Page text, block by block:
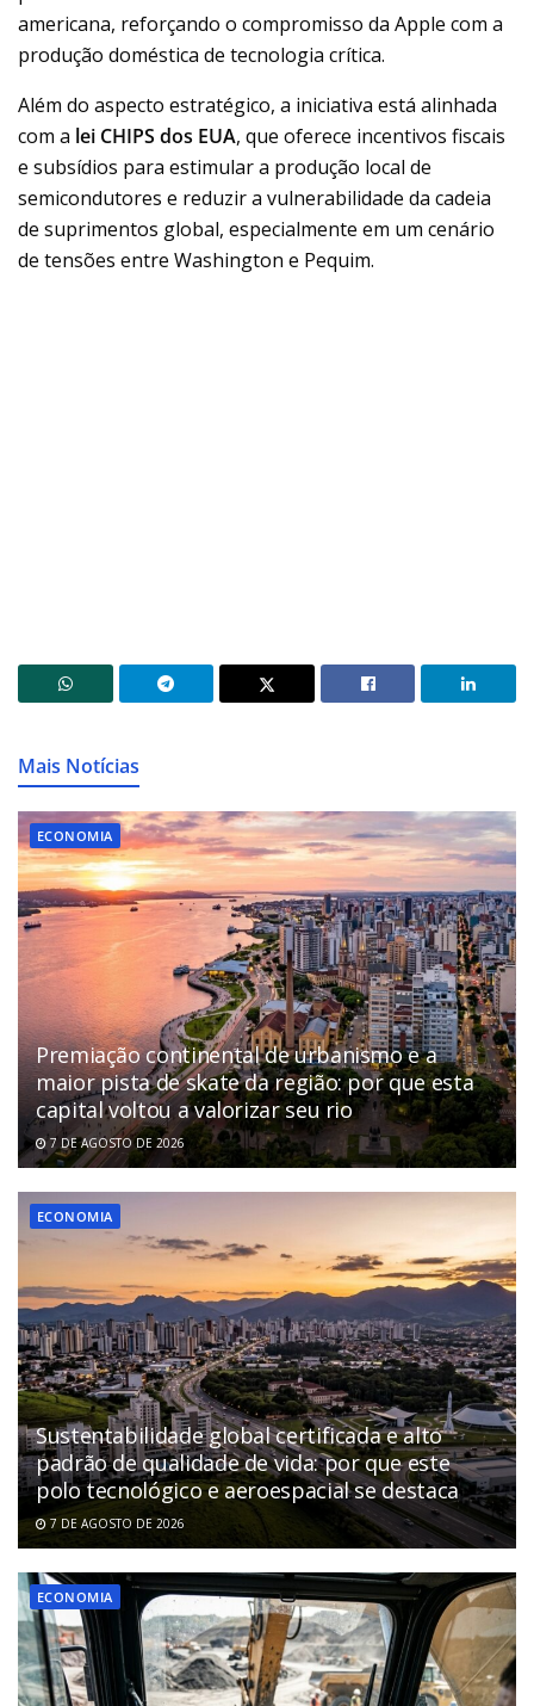
americana, reforçando o compromisso da Apple com a
produção doméstica de tecnologia crítica.
Além do aspecto estratégico, a iniciativa está alinhada
com a lei CHIPS dos EUA, que oferece incentivos fiscais
e subsídios para estimular a produção local de
semicondutores e reduzir a vulnerabilidade da cadeia
de suprimentos global, especialmente em um cenário
de tensões entre Washington e Pequim.
Mais Notícias
ECONOMIA
Premiação continental de urbanismo e a
maior pista de skate da região: por que esta
capital voltou a valorizar seu rio
7 DE AGOSTO DE 2026
ECONOMIA
Sustentabilidade global certificada e alto
padrão de qualidade de vida: por que este
polo tecnológico e aeroespacial se destaca
7 DE AGOSTO DE 2026
ECONOMIA